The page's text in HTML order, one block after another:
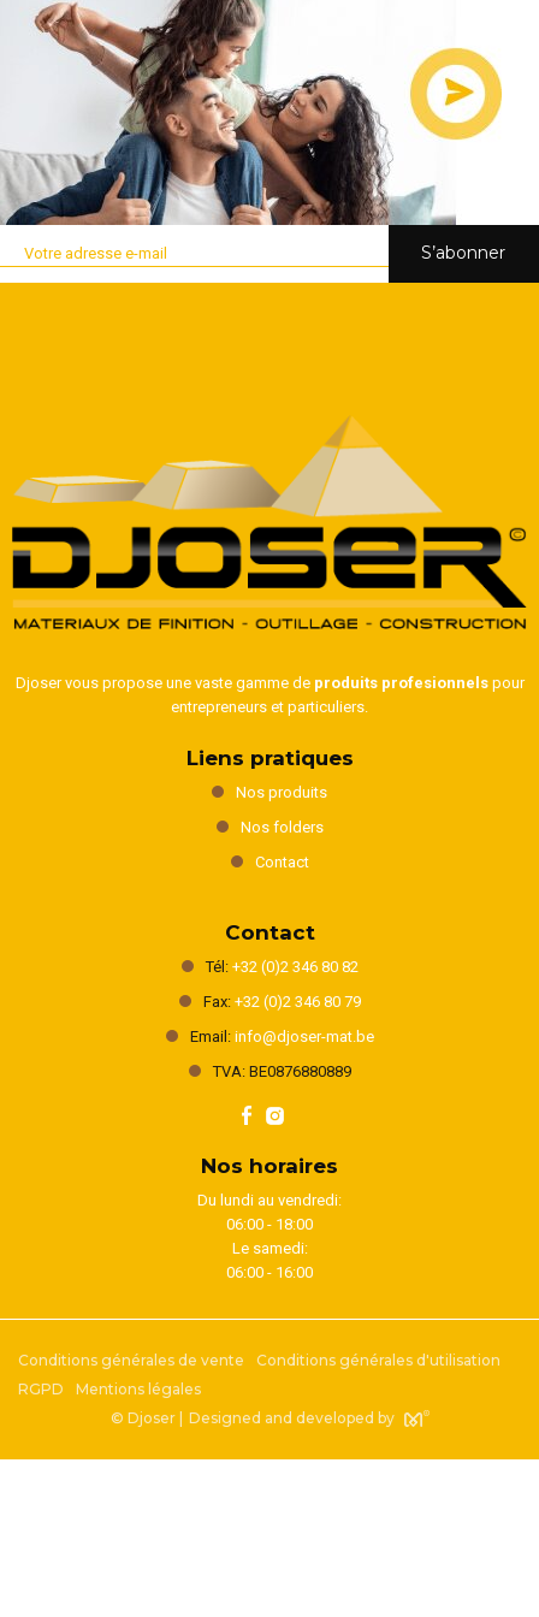
S’abonner
Djoser vous propose une vaste gamme de produits profesionnelspour
entrepreneurs et particuliers.
Liens pratiques
Nos produits
Nos folders
Contact
Contact
Tél: +32 (0)2 346 80 82
Fax: +32 (0)2 346 80 79
Email: info@djoser-mat.be
TVA: BE0876880889
Nos horaires
Du lundi au vendredi:
06:00 - 18:00
Le samedi:
06:00 - 16:00
Conditions générales de vente
Conditions générales d'utilisation
RGPD
Mentions légales
© Djoser | Designed and developed by